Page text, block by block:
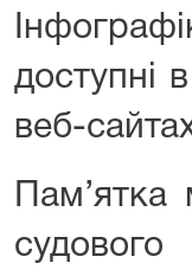
доступні
веб-
Пам’ятка
судового